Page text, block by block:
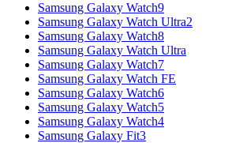
Samsung Galaxy Watch9
Samsung Galaxy Watch Ultra2
Samsung Galaxy Watch8
Samsung Galaxy Watch Ultra
Samsung Galaxy Watch7
Samsung Galaxy Watch FE
Samsung Galaxy Watch6
Samsung Galaxy Watch5
Samsung Galaxy Watch4
Samsung Galaxy Fit3